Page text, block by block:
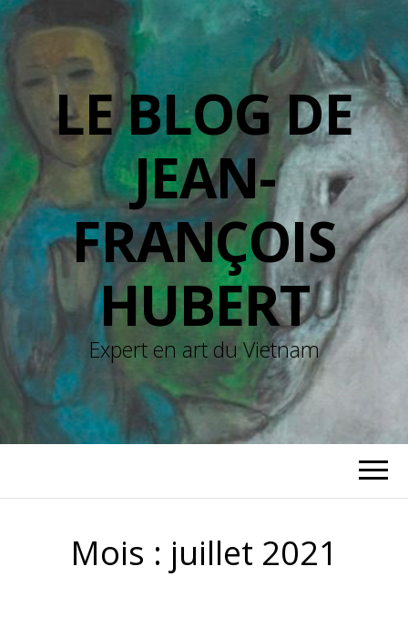
LE BLOG DE
JEAN-
FRANÇOIS
HUBERT
Expert en art du Vietnam
Mois : juillet 2021